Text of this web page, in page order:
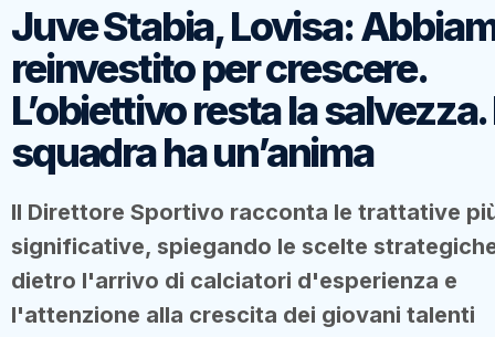
Juve Stabia, Lovisa:
reinvestito per crescere.
L’obiettivo resta la salvezza.
squadra ha un’anima
Il Direttore Sportivo racconta le trattative
significative, spiegando le scelte
dietro l'arrivo di calciatori d'esperienza e
l'attenzione alla crescita dei giovani talenti